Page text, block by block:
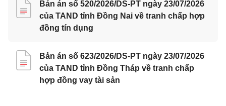
Bản án số 520/2026/DS-PT ngày 23/07/2026
của TAND tỉnh Đồng Nai về tranh chấp hợp
đồng tín dụng
Bản án số 623/2026/DS-PT ngày 23/07/2026
của TAND tỉnh Đồng Tháp về tranh chấp
hợp đồng vay tài sản